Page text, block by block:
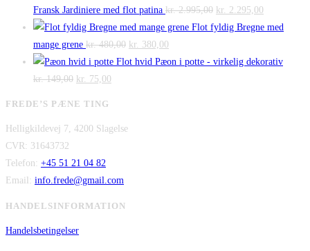
Fransk Jardiniere med flot patina kr.2.995,00 Den
oprindelige
var:
kr. 2.295,00
aktuelle
er:
Flot fyldig Bregne med
mange grene kr.480,00 Den
oprindelige
kr. 380,00
aktuelle
Flot hvid Pæon i potte - virkelig dekorativ
kr.149,00 Den
var:
kr. 75,00
er:
FREDE’S PÆNE TING
Helligkildevej 7, 4200 Slagelse
CVR: 31643732
Telefon: +45 51 21 04 82
Email: info.frede@gmail.com
HANDELSINFORMATION
Handelsbetingelser